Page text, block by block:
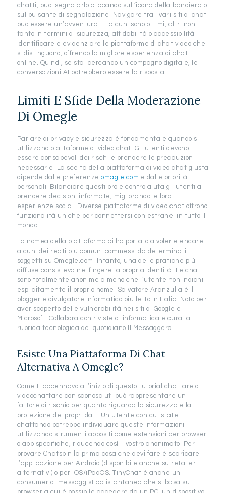
chatti, puoi segnalarlo cliccando sull’icona della bandiera o
sul pulsante di segnalazione. Navigare tra i vari siti di chat
può essere un’avventura — alcuni sono ottimi, altri non
tanto in termini di sicurezza, affidabilità o accessibilità.
Identificare e evidenziare le piattaforme di chat video che
si distinguono, offrendo la migliore esperienza di chat
online. Quindi, se stai cercando un compagno digitale, le
conversazioni AI potrebbero essere la risposta.
Limiti E Sfide Della Moderazione
Di Omegle
Parlare di privacy e sicurezza è fondamentale quando si
utilizzano piattaforme di video chat. Gli utenti devono
essere consapevoli dei rischi e prendere le precauzioni
necessarie. La scelta della piattaforma di video chat giusta
dipende dalle preferenzeomagle.com e dalle priorità
personali. Bilanciare questi pro e contro aiuta gli utenti a
prendere decisioni informate, migliorando le loro
esperienze social. Diverse piattaforme di video chat offrono
funzionalità uniche per connettersi con estranei in tutto il
mondo.
La nomea della piattaforma ci ha portato a voler elencare
alcuni dei reati più comuni commessi da determinati
soggetti su Omegle.com. Intanto, una delle pratiche più
diffuse consisteva nel fingere la propria identità. Le chat
sono totalmente anonime a meno che l’utente non indichi
esplicitamente il proprio nome. Salvatore Aranzulla è il
blogger e divulgatore informatico più letto in Italia. Noto per
aver scoperto delle vulnerabilità nei siti di Google e
Microsoft. Collabora con riviste di informatica e cura la
rubrica tecnologica del quotidiano Il Messaggero.
Esiste Una Piattaforma Di Chat
Alternativa A Omegle?
Come ti accennavo all’inizio di questo tutorial chattare o
videochattare con sconosciuti può rappresentare un
fattore di rischio per quanto riguarda la sicurezza e la
protezione dei propri dati. Un utente con cui state
chattando potrebbe individuare queste informazioni
utilizzando strumenti appositi come estensioni per browser
o app specifiche, riducendo così il vostro anonimato. Per
provare Chatspin la prima cosa che devi fare è scaricare
l’applicazione per Android (disponibile anche su retailer
alternativi) o per iOS/iPadOS. TinyChat è anche un
consumer di messaggistica istantanea che si basa su